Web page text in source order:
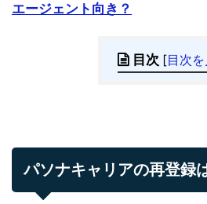
エージェント向き？
目次 [目次を
パソナキャリアの再登録